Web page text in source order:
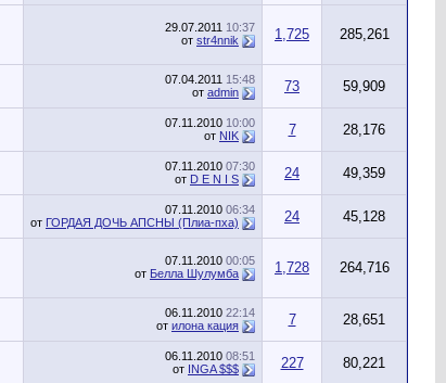
29.07.2011 10:37
от str4nnik 1,725 285,261
07.04.2011 15:48
от admin 73 59,909
07.11.2010 10:00
от NIK 7 28,176
07.11.2010 07:30
от D E N I S 24 49,359
07.11.2010 06:34
от ГОРДАЯ ДОЧЬ АПСНЫ (Плиа-пха) 24 45,128
07.11.2010 00:05
от Белла Шулумба 1,728 264,716
06.11.2010 22:14
от илона кация 7 28,651
06.11.2010 08:51
от INGA $$$ 227 80,221